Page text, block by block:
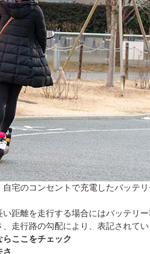
宅のコンセントで充電したバッテ
距離を走行する場合にはバッテリ
走行路の勾配により、表記されて
ここをチェック
さ